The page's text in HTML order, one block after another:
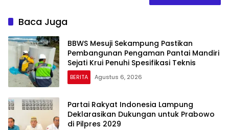
Baca Juga
BBWS Mesuji Sekampung Pastikan
Pembangunan Pengaman Pantai Mandiri
Sejati Krui Penuhi Spesifikasi Teknis
BERITA Agustus 6, 2026
Partai Rakyat Indonesia Lampung
Deklarasikan Dukungan untuk Prabowo
di Pilpres 2029